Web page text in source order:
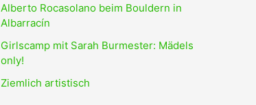
Alberto Rocasolano beim Bouldern in
Albarracín
Girlscamp mit Sarah Burmester: Mädels
only!
Ziemlich artistisch